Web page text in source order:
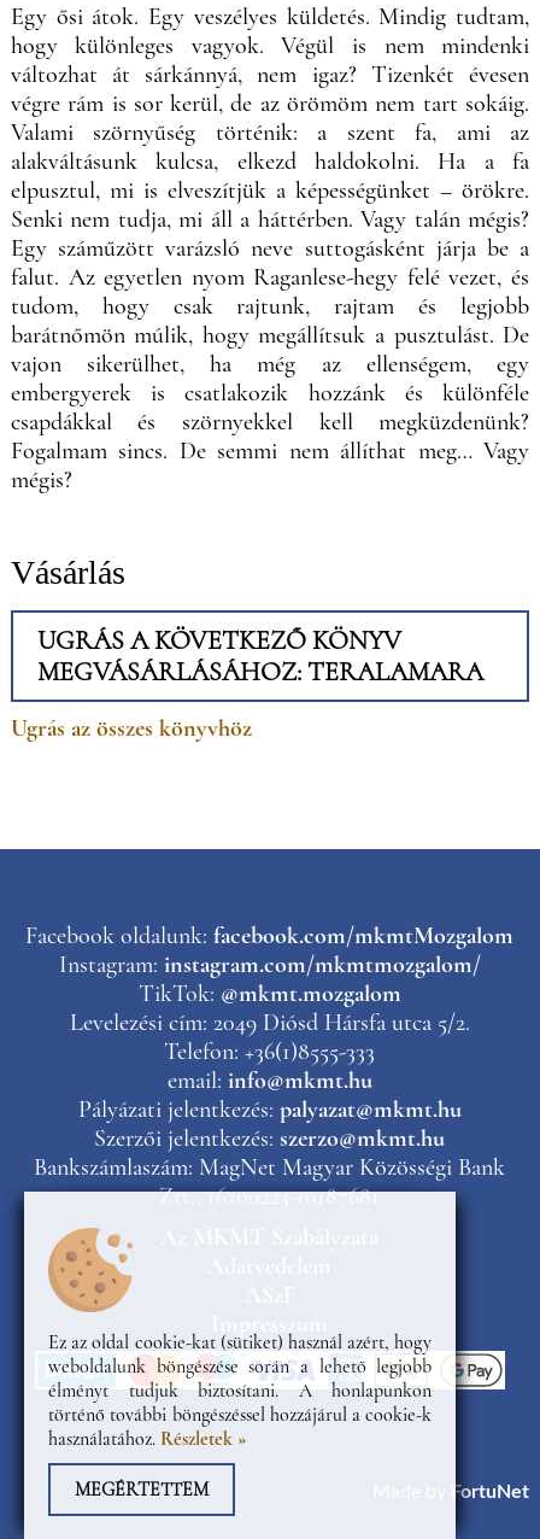
Ez az oldal cookie-kat (sütiket) használ azért, hogy
weboldalunk böngészése során a lehető legjobb
élményt tudjuk biztosítani. A honlapunkon
történő további böngészéssel hozzájárul a cookie-k
használatához. Részletek »
MEGÉRTETTEM
Egy ősi átok. Egy veszélyes küldetés. Mindig tudtam,
hogy különleges vagyok. Végül is nem mindenki
változhat át sárkánnyá, nem igaz? Tizenkét évesen
végre rám is sor kerül, de az örömöm nem tart sokáig.
Valami szörnyűség történik: a szent fa, ami az
alakváltásunk kulcsa, elkezd haldokolni. Ha a fa
elpusztul, mi is elveszítjük a képességünket – örökre.
Senki nem tudja, mi áll a háttérben. Vagy talán mégis?
Egy száműzött varázsló neve suttogásként járja be a
falut. Az egyetlen nyom Raganlese-hegy felé vezet, és
tudom, hogy csak rajtunk, rajtam és legjobb
barátnőmön múlik, hogy megállítsuk a pusztulást. De
vajon sikerülhet, ha még az ellenségem, egy
embergyerek is csatlakozik hozzánk és különféle
csapdákkal és szörnyekkel kell megküzdenünk?
Fogalmam sincs. De semmi nem állíthat meg… Vagy
mégis?
Vásárlás
UGRÁS A KÖVETKEZŐ KÖNYV
MEGVÁSÁRLÁSÁHOZ: TERALAMARA
Ugrás az összes könyvhöz
Facebook oldalunk:facebook.com/mkmtMozgalom
Instagram: instagram.com/mkmtmozgalom/
TikTok: @mkmt.mozgalom
Levelezési cím: 2049 Diósd Hársfa utca 5/2.
Telefon: +36(1)8555-333
email: info@mkmt.hu
Pályázati jelentkezés: palyazat@mkmt.hu
Szerzői jelentkezés:szerzo@mkmt.hu
Bankszámlaszám: MagNet Magyar Közösségi Bank
Zrt., 16200223-10187681
FortuNet